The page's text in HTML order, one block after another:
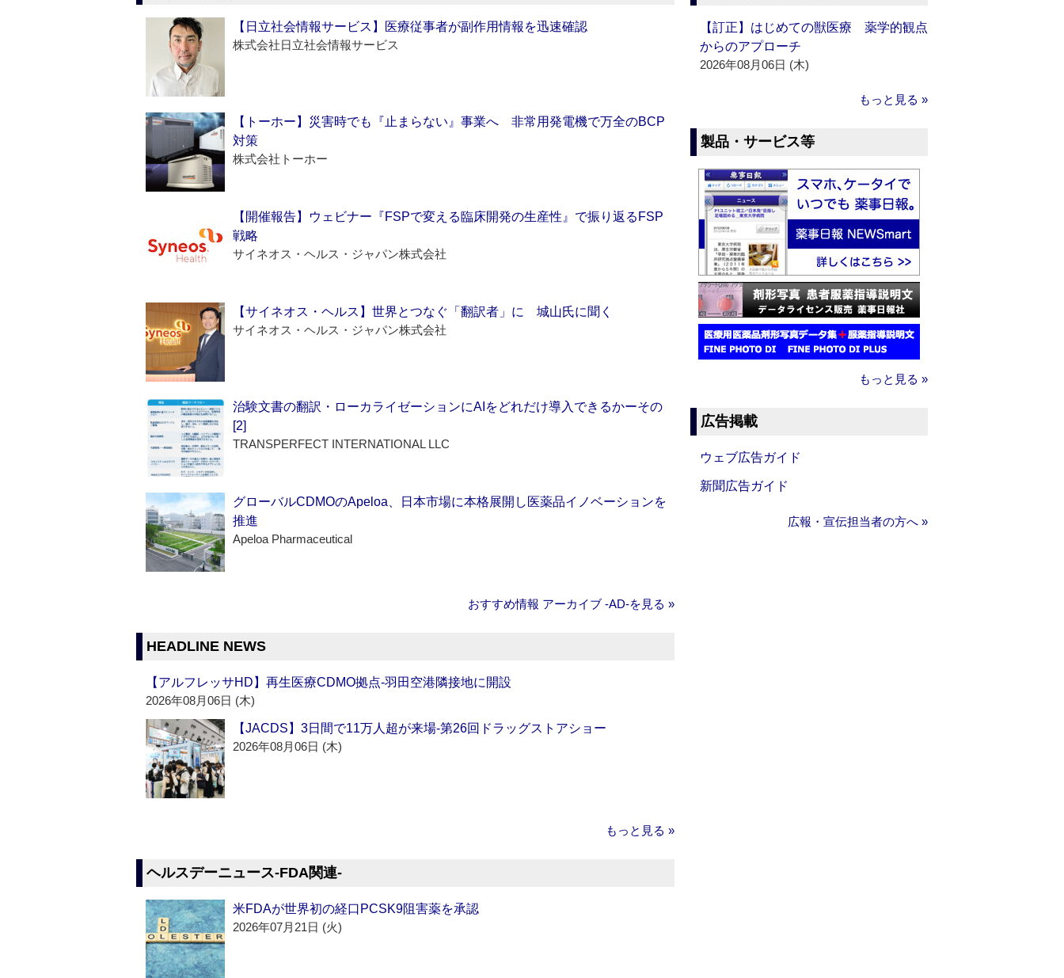
【日立社会情報サービス】医療従事者が副作用情報を迅速確認
株式会社日立社会情報サービス
【トーホー】災害時でも『止まらない』事業へ 非常用発電機で万全のBCP
対策
株式会社トーホー
【開催報告】ウェビナー『FSPで変える臨床開発の生産性』で振り返るFSP
戦略
サイネオス・ヘルス・ジャパン株式会社
【サイネオス・ヘルス】世界とつなぐ「翻訳者」に 城山氏に聞く
サイネオス・ヘルス・ジャパン株式会社
治験文書の翻訳・ローカライゼーションにAIをどれだけ導入できるかーその
[2]
TRANSPERFECT INTERNATIONAL LLC
グローバルCDMOのApeloa、日本市場に本格展開し医薬品イノベーションを
推進
Apeloa Pharmaceutical
おすすめ情報 アーカイブ ‐AD‐を見る »
HEADLINE NEWS
【アルフレッサHD】再生医療CDMO拠点‐羽田空港隣接地に開設
2026年08月06日 (木)
【JACDS】3日間で11万人超が来場‐第26回ドラッグストアショー
2026年08月06日 (木)
もっと見る »
ヘルスデーニュース‐FDA関連‐
米FDAが世界初の経口PCSK9阻害薬を承認
2026年07月21日 (火)
【訂正】はじめての獣医療 薬学的観点
からのアプローチ
2026年08月06日 (木)
もっと見る »
製品・サービス等
もっと見る »
広告掲載
ウェブ広告ガイド
新聞広告ガイド
広報・宣伝担当者の方へ »